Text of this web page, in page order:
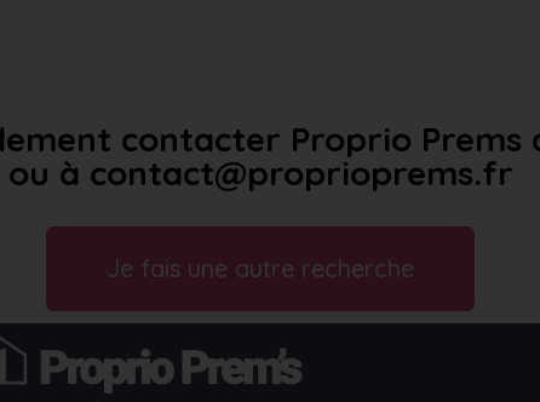
contacter Proprio Prems
ou à contact@proprioprems.fr
Je fais une autre recherche